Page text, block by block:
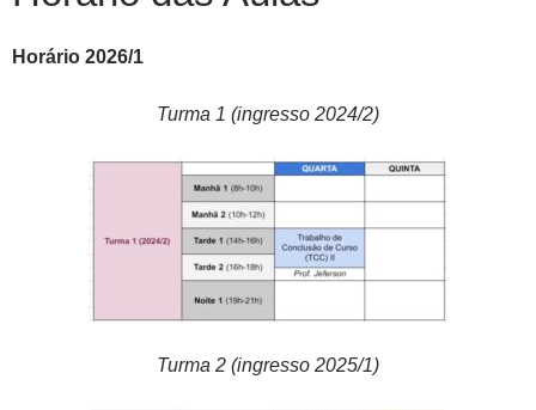
Horário 2026/1
Turma 1 (ingresso 2024/2)
Turma 2 (ingresso 2025/1)